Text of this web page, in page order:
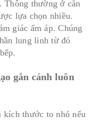
Thông thường ở căn
lựa chọn nhiều.
giác ấm áp. Chúng
lung linh từ đó
gắn cánh luôn
kích thước to nhỏ nếu